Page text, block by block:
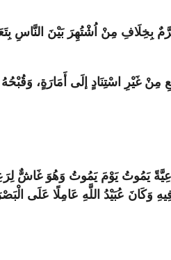
بِخِلَافِ مِنْ اُشْتُهِرَ بَيْنَ النَّاسِ
غَيْرِ اسْتِنَادٍ إلَى أَمَارَةٍ،
يَوْمَ يَمُوتُ وَهُوَ غَاشٌّ
عُبَيْدُ اللَّهِ عَامِلًا عَلَى